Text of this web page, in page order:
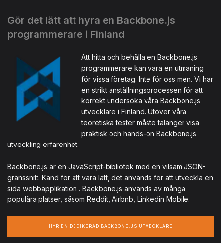
Gör det lätt att hyra en Backbone.js
programmerare i Finland
Att hitta och behålla en Backbone.js
programmerare kan vara en utmaning
för vissa företag. Inte för oss men. Vi har
en strikt anställningsprocessen för att
korrekt undersöka våra Backbone.js
utvecklare i Finland. Utöver våra
teoretiska tester måste talanger visa
praktisk och hands-on Backbone.js
utveckling erfarenhet.
Backbone.js är en JavaScript-bibliotek med en vilsam JSON-
gränssnitt. Känd för att vara lätt, det används för att utveckla en
sida webbapplikation . Backbone.js används av många
populära platser, såsom Reddit, Airbnb, Linkedin Mobile.
HYR EN DEDIKERAD BACKBONE.JS UTVECKLARE